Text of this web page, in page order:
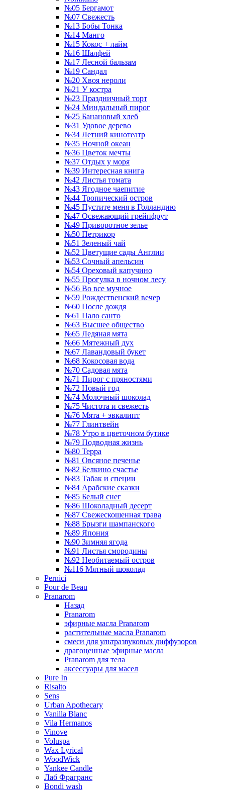
№05 Бергамот
№07 Свежесть
№13 Бобы Тонка
№14 Манго
№15 Кокос + лайм
№16 Шалфей
№17 Лесной бальзам
№19 Сандал
№20 Хвоя нероли
№21 У костра
№23 Праздничный торт
№24 Миндальный пирог
№25 Банановый хлеб
№31 Удовое дерево
№34 Летний кинотеатр
№35 Ночной океан
№36 Цветок мечты
№37 Отдых у моря
№39 Интересная книга
№42 Листья томата
№43 Ягодное чаепитие
№44 Тропический остров
№45 Пустите меня в Голландию
№47 Освежающий грейпфрут
№49 Приворотное зелье
№50 Петрикор
№51 Зеленый чай
№52 Цветущие сады Англии
№53 Сочный апельсин
№54 Ореховый капучино
№55 Прогулка в ночном лесу
№56 Во все мучное
№59 Рождественский вечер
№60 После дождя
№61 Пало санто
№63 Высшее общество
№65 Ледяная мята
№66 Мятежный дух
№67 Лавандовый букет
№68 Кокосовая вода
№70 Садовая мята
№71 Пирог с пряностями
№72 Новый год
№74 Молочный шоколад
№75 Чистота и свежесть
№76 Мята + эвкалипт
№77 Глинтвейн
№78 Утро в цветочном бутике
№79 Подводная жизнь
№80 Терра
№81 Овсяное печенье
№82 Белкино счастье
№83 Табак и специи
№84 Арабские сказки
№85 Белый снег
№86 Шоколадный десерт
№87 Свежескошенная трава
№88 Брызги шампанского
№89 Япония
№90 Зимняя ягода
№91 Листья смородины
№92 Необитаемый остров
№116 Мятный шоколад
Pernici
Pour de Beau
Pranarom
Назад
Pranarom
эфирные масла Pranarom
растительные масла Pranarom
смеси для ультразвуковых диффузоров
драгоценные эфирные масла
Pranarom для тела
аксессуары для масел
Pure In
Risalto
Sens
Urban Apothecary
Vanilla Blanc
Vila Hermanos
Vinove
Voluspa
Wax Lyrical
WoodWick
Yankee Candle
Лаб Фрагранс
Bondi wash